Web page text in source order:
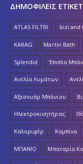
ΔΗΜΟΦΙΛΕΙΣ
ATLAS FILTRI bizi and
KARAG Martin Bath
Splendid Έπιπλα
Αντλία Λυμάτων
Αξεσουάρ Μπάνιου
Ηλεκτροκινητήρας
Καλοριφέρ Καμπίνα
ΜΠΑΝΙΟ Μπαταρία